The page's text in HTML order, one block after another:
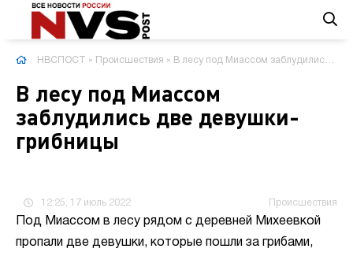
НВСПОСТ » Происшествия » В лесу под Миассом заблудились две девушки-грибницы
В лесу под Миассом
заблудились две девушки-
грибницы
12:25, 17 июль 2022 Происшествия
Под Миассом в лесу рядом с деревней Михеевкой
пропали две девушки, которые пошли за грибами,